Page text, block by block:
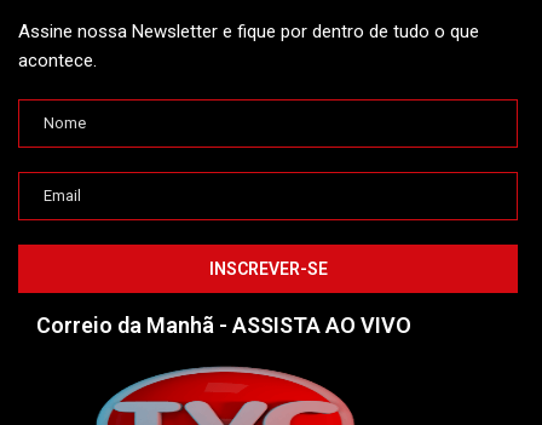
Assine nossa Newsletter e fique por dentro de tudo o que
acontece.
Correio da Manhã - ASSISTA AO VIVO